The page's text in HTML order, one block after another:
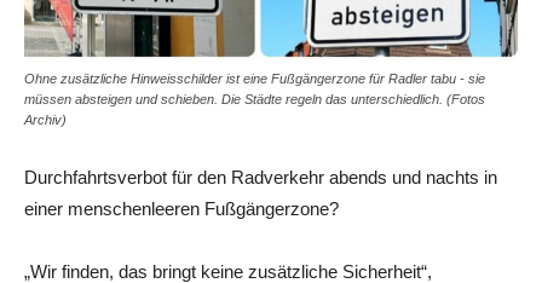
Ohne zusätzliche Hinweisschilder ist eine Fußgängerzone für Radler tabu - sie
müssen absteigen und schieben. Die Städte regeln das unterschiedlich. (Fotos
Archiv)
Durchfahrtsverbot für den Radverkehr abends und nachts in
einer menschenleeren Fußgängerzone?
„Wir finden, das bringt keine zusätzliche Sicherheit“,